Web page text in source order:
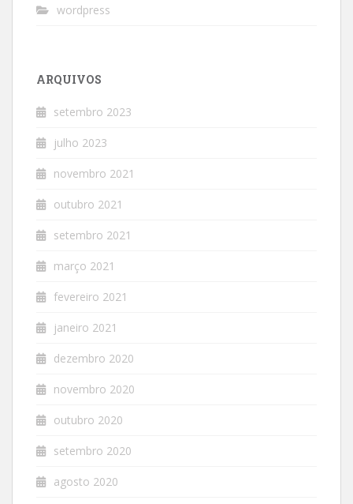
wordpress
ARQUIVOS
setembro 2023
julho 2023
novembro 2021
outubro 2021
setembro 2021
março 2021
fevereiro 2021
janeiro 2021
dezembro 2020
novembro 2020
outubro 2020
setembro 2020
agosto 2020